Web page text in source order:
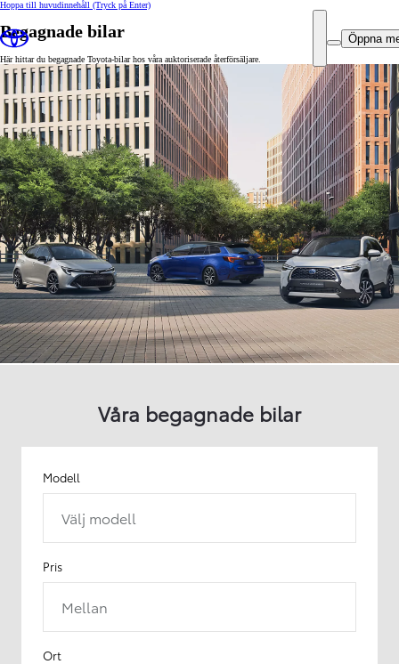
Hoppa till huvudinnehåll (Tryck på Enter)
Öppna
Begagnade bilar
Här hittar du begagnade Toyota-bilar hos våra auktoriserade återförsäljare.
Våra begagnade bilar
Modell
Välj modell
Pris
Mellan
Ort